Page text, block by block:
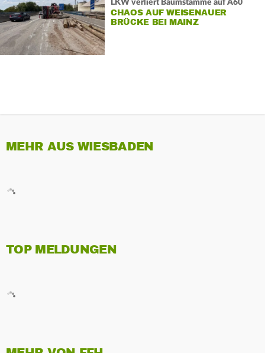
LKW verliert Baumstämme auf A60
CHAOS AUF WEISENAUER
BRÜCKE BEI MAINZ
MEHR AUS WIESBADEN
TOP MELDUNGEN